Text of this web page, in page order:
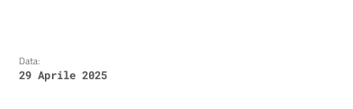
Data:
29 Aprile 2025